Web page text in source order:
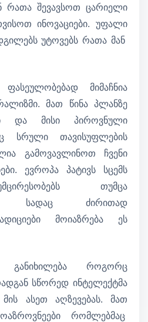
რათა შევავსოთ ცარიელი
ინოვაციები. უფალი
უტოვებს რათა მან
მიმაჩნია
მათ წინა პლანზე
და მისი პიროვნული
სრული თავისუფლების
გამოვავლინოთ ჩვენი
ევროპა პატივს სცემს
თუმცა
სადაც ძირითად
მოიაზრება ეს
განიხილება როგორც
სწორედ ინტელექტმა
ასეთ აღზევებას. მათ
რომლებმაც